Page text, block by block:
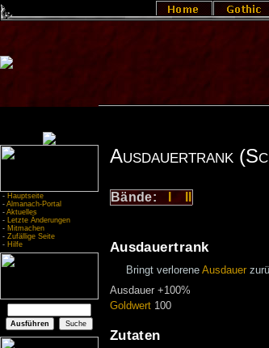
- Hauptseite
- Almanach-Portal
- Aktuelles
- Letzte Änderungen
- Mitmachen
- Zufällige Seite
- Hilfe
Ausdauertrank
Bände:
Ausdauertrank
Bringt verlorene Ausdauer
Ausdauer +100%
Goldwert100
Zutaten